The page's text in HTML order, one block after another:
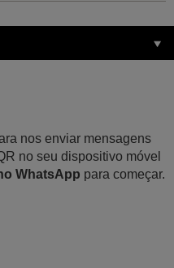
nos enviar mensagens
no seu dispositivo móvel
WhatsApp para começar.